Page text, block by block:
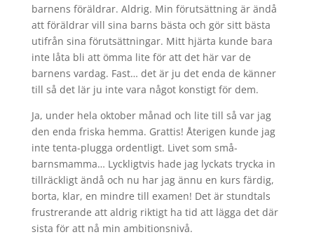
barnens föräldrar. Aldrig. Min förutsättning är ändå
att föräldrar vill sina barns bästa och gör sitt bästa
utifrån sina förutsättningar. Mitt hjärta kunde bara
inte låta bli att ömma lite för att det här var de
barnens vardag. Fast… det är ju det enda de känner
till så det lär ju inte vara något konstigt för dem.
Ja, under hela oktober månad och lite till så var jag
den enda friska hemma. Grattis! Återigen kunde jag
inte tenta-plugga ordentligt. Livet som små-
barnsmamma… Lyckligtvis hade jag lyckats trycka in
tillräckligt ändå och nu har jag ännu en kurs färdig,
borta, klar, en mindre till examen! Det är stundtals
frustrerande att aldrig riktigt ha tid att lägga det där
sista för att nå min ambitionsnivå.